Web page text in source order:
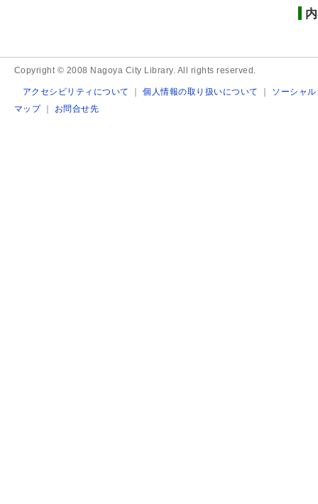
Copyright © 2008 Nagoya City Library. All rights reserved.
アクセシビリティについて ｜個人情報の取り扱いについて ｜ ソーシャ
マップ｜ お問合せ先